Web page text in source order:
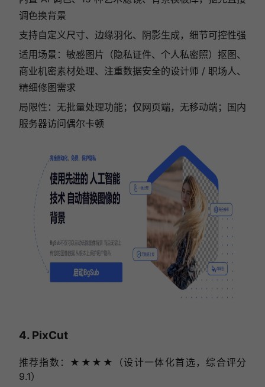
调色换背景
支持自定义尺寸、边缘羽化、阴影生成，细节可控性强
适用场景：敏感图片（隐私证件、个人私密照）抠图、
商业机密素材处理、注重数据安全的设计师 / 职场人、
精细修图需求
局限性：无批量处理功能；仅网页端，无移动端；国内
服务器访问偶尔卡顿
4. PixCut
推荐指数：★★★★（设计一体化首选，综合评分
9.1）